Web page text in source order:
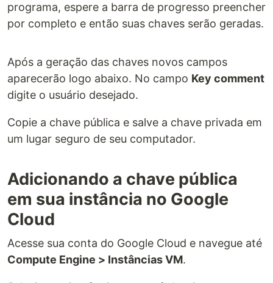
programa, espere a barra de progresso preencher
por completo e então suas chaves serão geradas.
Após a geração das chaves novos campos
aparecerão logo abaixo. No campo Key comment
digite o usuário desejado.
Copie a chave pública e salve a chave privada em
um lugar seguro de seu computador.
Adicionando a chave pública
em sua instância no Google
Cloud
Acesse sua conta do Google Cloud e navegue até
Compute Engine > Instâncias VM.